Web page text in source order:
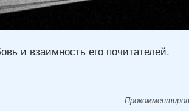
и взаимность его почитателей.